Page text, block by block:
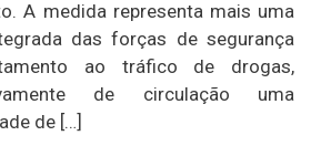
A medida representa mais uma
das forças de segurança
ao tráfico de drogas,
de circulação uma
de […]